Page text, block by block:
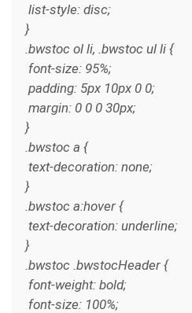
list-style: disc;
}
.bwstoc ol li, .bwstoc ul li {
font-size: 95%;
padding: 5px 10px 0 0;
margin: 0 0 0 30px;
}
.bwstoc a {
text-decoration: none;
}
.bwstoc a:hover {
text-decoration: underline;
}
.bwstoc .bwstocHeader {
font-weight: bold;
font-size: 100%;